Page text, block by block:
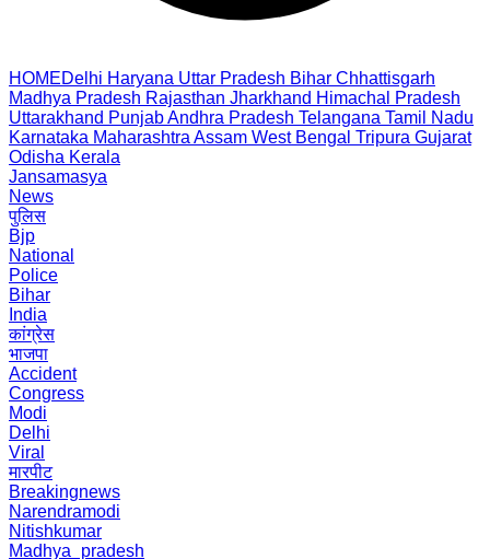
HOMEDelhi Haryana Uttar Pradesh Bihar Chhattisgarh
Madhya Pradesh Rajasthan Jharkhand Himachal Pradesh
Uttarakhand PunjabAndhra Pradesh Telangana Tamil Nadu
Karnataka Maharashtra Assam West Bengal Tripura Gujarat
Odisha Kerala
Jansamasya
News
पुलिस
Bjp
National
Police
Bihar
India
कांग्रेस
भाजपा
Accident
Congress
Modi
Delhi
Viral
मारपीट
Breakingnews
Narendramodi
Nitishkumar
Madhya_pradesh